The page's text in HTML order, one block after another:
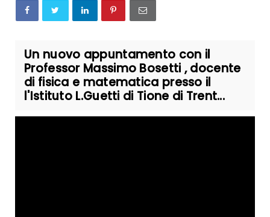
Un nuovo appuntamento con il
Professor Massimo Bosetti , docente
di fisica e matematica presso il
l'Istituto L.Guetti di Tione di Trent...